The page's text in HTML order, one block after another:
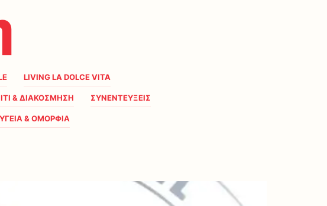
LIVING LA DOLCE VITA
& ΔΙΑΚΟΣΜΗΣΗ ΣΥΝΕΝΤΕΥΞΕΙΣ
ΥΓΕΙΑ & ΟΜΟΡΦΙΑ